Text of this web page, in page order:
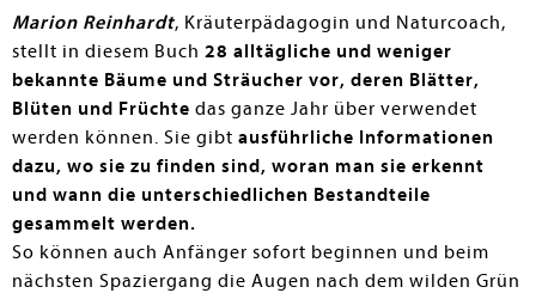
Marion Reinhardt, Kräuterpädagogin und Naturcoach,
stellt in diesem Buch 28 alltägliche und weniger
bekannte Bäume und Sträucher vor, deren Blätter,
Blüten und Früchte das ganze Jahr über verwendet
werden können. Sie gibt ausführliche Informationen
dazu, wo sie zu finden sind, woran man sie erkennt
und wann die unterschiedlichen Bestandteile
gesammelt werden.
So können auch Anfänger sofort beginnen und beim
nächsten Spaziergang die Augen nach dem wilden Grün